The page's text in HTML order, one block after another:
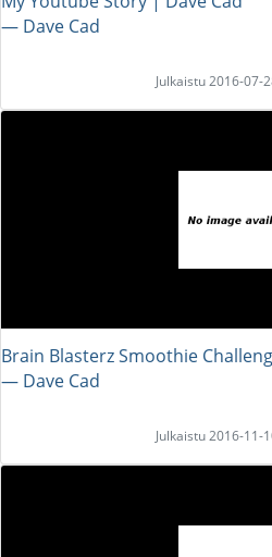
― Dave Cad
Julkaistu 2016-07-
Brain Blasterz Smoothie
― Dave Cad
Julkaistu 2016-11-